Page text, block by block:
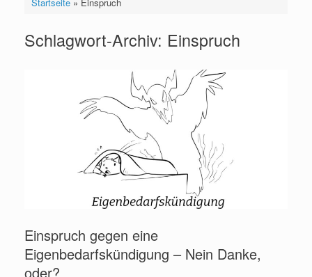
Startseite» Einspruch
Schlagwort-Archiv: Einspruch
Einspruch gegen eine
Eigenbedarfskündigung – Nein Danke,
oder?